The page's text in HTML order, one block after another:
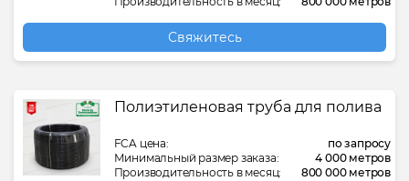
Свяжитесь
Полиэтиленовая труба для полива
FCA цена:
по запросу
Минимальный размер заказа:
4 000 метров
Производительность в месяц:
800 000 метров